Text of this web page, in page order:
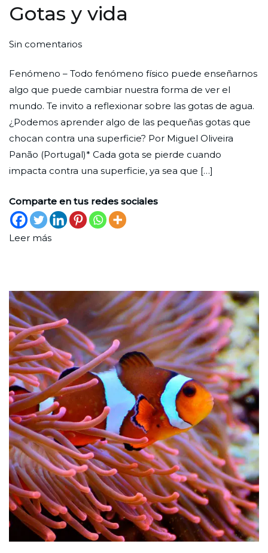
Gotas y vida
Por
Ciudad
Nueva
Publicada
30
de
agosto
de
2024
Publicada
Ciencia
Sin comentariosen
y
vida
Fenómeno – Todo fenómeno físico puede enseñarnos
algo que puede cambiar nuestra forma de ver el
mundo. Te invito a reflexionar sobre las gotas de agua.
¿Podemos aprender algo de las pequeñas gotas que
chocan contra una superficie? Por Miguel Oliveira
Panão (Portugal)* Cada gota se pierde cuando
impacta contra una superficie, ya sea que […]
Comparte en tus redes sociales
Leer más